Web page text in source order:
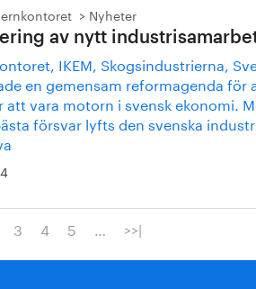
Nyheter
av nytt
IKEM, Skogsindustrierna,
en gemensam reformagenda för
vara motorn i svensk ekonomi.
försvar lyfts den svenska
3 4 5 … >>|